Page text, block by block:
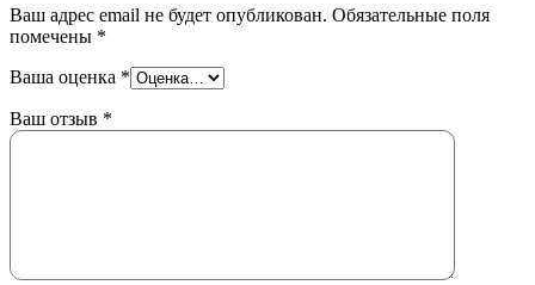
Ваш адрес email не будет опубликован. Обязательные поля
помечены *
Ваша оценка *
Ваш отзыв *